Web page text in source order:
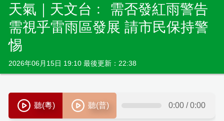
天氣｜天文台﹕ 需否發紅雨警告
需視乎雷雨區發展 請市民保持警
惕
2026年06月15日 19:10 最後更新：22:38